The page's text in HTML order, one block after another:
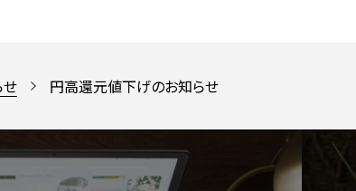
円高還元値下げのお知らせ